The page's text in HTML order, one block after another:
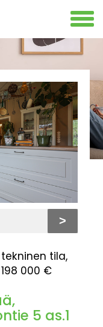
>
tekninen tila,
198 000 €
5 as.1